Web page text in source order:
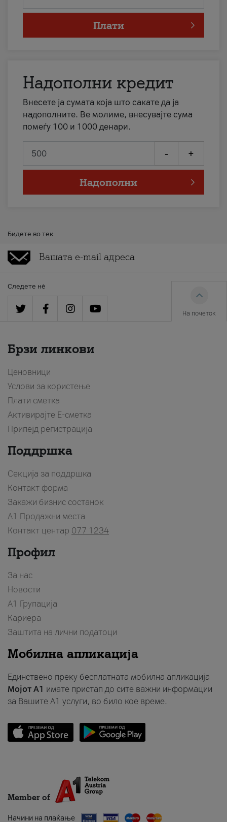
Плати
Надополни кредит
Внесете ја сумата која што сакате да ја
надополните. Ве молиме, внесувајте сума
помеѓу 100 и 1000 денари.
- +
Надополни
Бидете во тек
Следете нè
На почеток
Брзи линкови
Ценовници
Услови за користење
Плати сметка
Активирајте Е-сметка
Припејд регистрација
Поддршка
Секција за поддршка
Контакт форма
Закажи бизнис состанок
A1 Продажни места
Контакт центар 077 1234
Профил
За нас
Новости
А1 Групација
Кариера
Заштита на лични податоци
Мобилна апликација
Единствено преку бесплатната мобилна апликација
Мојот A1 имате пристап до сите важни информации
за Вашите A1 услуги, во било кое време.
Member of
Начини на плаќање